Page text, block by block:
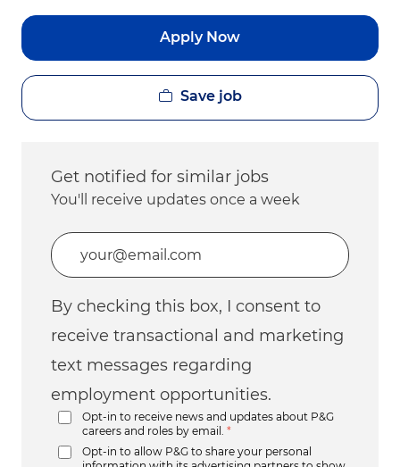
Apply Now
Save job
Get notified for similar jobs
You'll receive updates once a week
Enter Email address (Required)
By checking this box, I consent to
receive transactional and marketing
text messages regarding
employment opportunities.
Opt-in to receive news and updates about P&G
careers and roles by email.
*
Opt-in to allow P&G to share your personal